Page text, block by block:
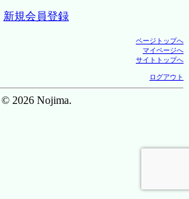
新規会員登録
ページトップへ
マイページへ
サイトトップへ
ログアウト
© 2026 Nojima.